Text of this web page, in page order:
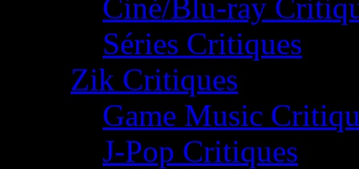
Ciné/Blu-ray
Séries Critiques
Zik Critiques
Game Music
J-Pop Critiques